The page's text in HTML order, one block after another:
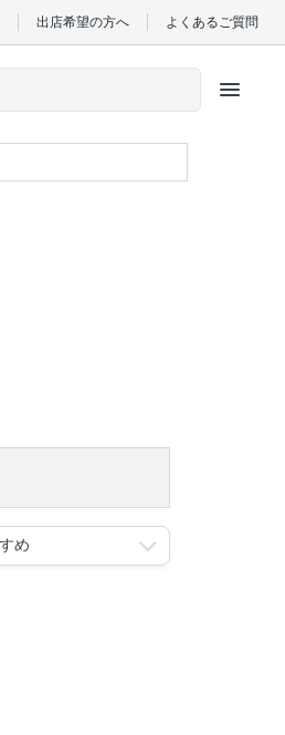
出店希望の方へ よくあるご質問
menu